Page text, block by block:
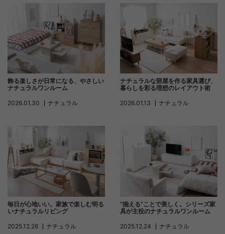
飾る楽しさが日常になる、やさしい
ナチュラルワンルーム
2026.01.30
ナチュラル
ナチュラルな部屋を作る家具選び、
暮らしを彩る理想のレイアウト術
2026.01.13
ナチュラル
毎日が心地いい。家族で楽しむ明る
いナチュラルリビング
2025.12.26
ナチュラル
“揃える”ことで美しく。シリーズ家
具が主役のナチュラルワンルーム
2025.12.24
ナチュラル